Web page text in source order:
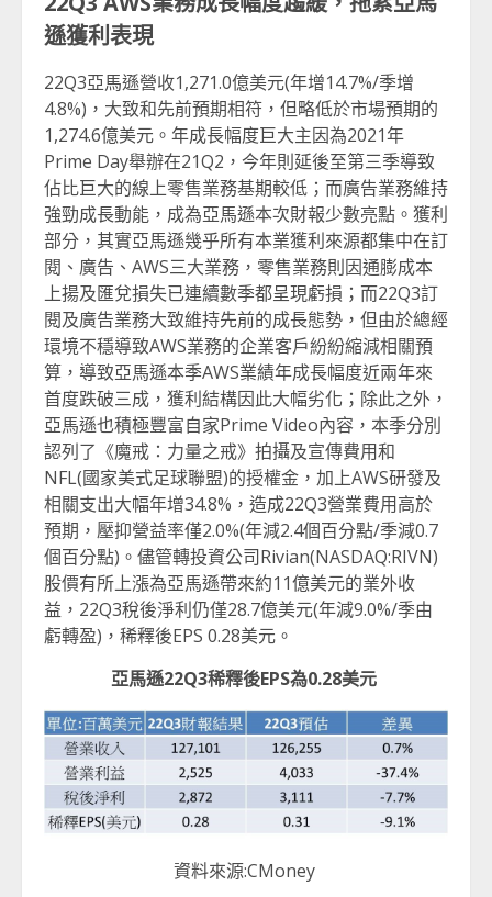
遜獲利表現
22Q3亞馬遜營收1,271.0億美元(年增14.7%/季增
4.8%)，大致和先前預期相符，但略低於市場預期的
1,274.6億美元。年成長幅度巨大主因為2021年
Prime Day舉辦在21Q2，今年則延後至第三季導致
佔比巨大的線上零售業務基期較低；而廣告業務維持
強勁成長動能，成為亞馬遜本次財報少數亮點。獲利
部分，其實亞馬遜幾乎所有本業獲利來源都集中在訂
閱、廣告、AWS三大業務，零售業務則因通膨成本
上揚及匯兌損失已連續數季都呈現虧損；而22Q3訂
閱及廣告業務大致維持先前的成長態勢，但由於總經
環境不穩導致AWS業務的企業客戶紛紛縮減相關預
算，導致亞馬遜本季AWS業績年成長幅度近兩年來
首度跌破三成，獲利結構因此大幅劣化；除此之外，
亞馬遜也積極豐富自家Prime Video內容，本季分別
認列了《魔戒：力量之戒》拍攝及宣傳費用和
NFL(國家美式足球聯盟)的授權金，加上AWS研發及
相關支出大幅年增34.8%，造成22Q3營業費用高於
預期，壓抑營益率僅2.0%(年減2.4個百分點/季減0.7
個百分點)。儘管轉投資公司Rivian(NASDAQ:RIVN)
股價有所上漲為亞馬遜帶來約11億美元的業外收
益，22Q3稅後淨利仍僅28.7億美元(年減9.0%/季由
虧轉盈)，稀釋後EPS 0.28美元。
亞馬遜22Q3稀釋後EPS為0.28美元
資料來源:CMoney